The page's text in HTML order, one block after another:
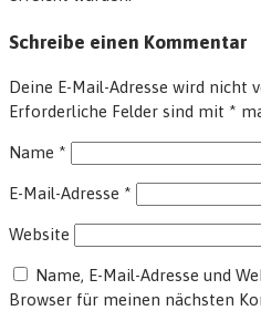
Schreibe einen Kommentar
Deine E-Mail-Adresse wird nicht
Erforderliche Felder sind mit *
Name *
E-Mail-Adresse *
Website
Name, E-Mail-Adresse und
Browser für meinen nächsten